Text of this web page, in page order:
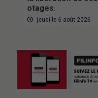
otages.
jeudi le 6 août 2026